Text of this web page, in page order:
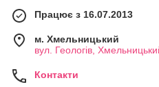
Працює з 16.07.2013
м. Хмельницький
вул. Геологів,
Контакти